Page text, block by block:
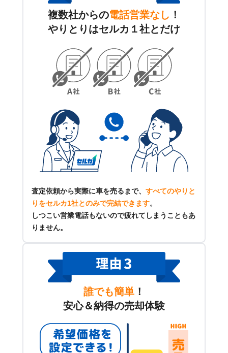
複数社からの電話営業なし ！
やりとりはセルカ１社とだけ
査定依頼から実際に車を売るまで、 すべてのやりと
りをセルカ1社とのみで完結できます。
しつこい営業電話もないので疲れてしまうこともあ
りません。
誰でも簡単 ！
安心＆納得の売却体験